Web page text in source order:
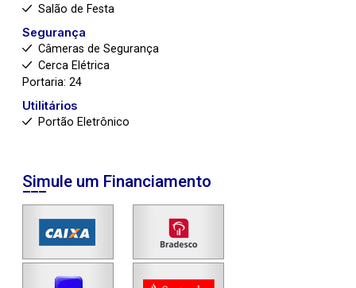
Salão de Festa
Segurança
Câmeras de Segurança
Cerca Elétrica
Portaria: 24
Utilitários
Portão Eletrônico
Simule um Financiamento